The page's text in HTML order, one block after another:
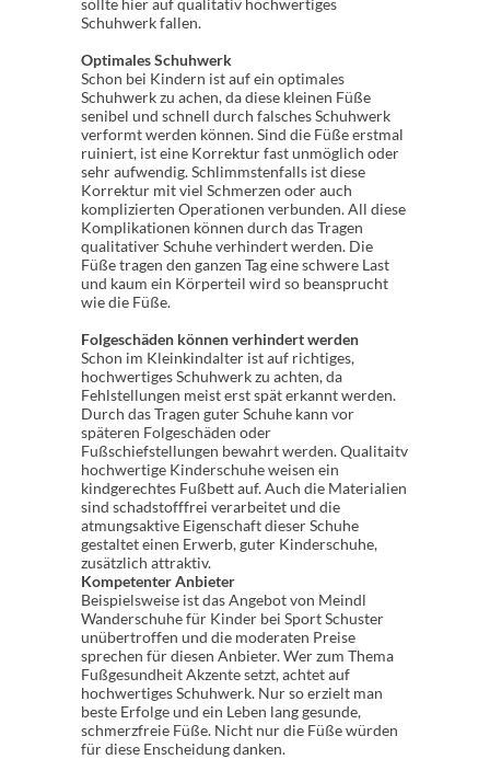
sollte hier auf qualitativ hochwertiges
Schuhwerk fallen.
Optimales Schuhwerk
Schon bei Kindern ist auf ein optimales
Schuhwerk zu achen, da diese kleinen Füße
senibel und schnell durch falsches Schuhwerk
verformt werden können. Sind die Füße erstmal
ruiniert, ist eine Korrektur fast unmöglich oder
sehr aufwendig. Schlimmstenfalls ist diese
Korrektur mit viel Schmerzen oder auch
komplizierten Operationen verbunden. All diese
Komplikationen können durch das Tragen
qualitativer Schuhe verhindert werden. Die
Füße tragen den ganzen Tag eine schwere Last
und kaum ein Körperteil wird so beansprucht
wie die Füße.
Folgeschäden können verhindert werden
Schon im Kleinkindalter ist auf richtiges,
hochwertiges Schuhwerk zu achten, da
Fehlstellungen meist erst spät erkannt werden.
Durch das Tragen guter Schuhe kann vor
späteren Folgeschäden oder
Fußschiefstellungen bewahrt werden. Qualitaitv
hochwertige Kinderschuhe weisen ein
kindgerechtes Fußbett auf. Auch die Materialien
sind schadstofffrei verarbeitet und die
atmungsaktive Eigenschaft dieser Schuhe
gestaltet einen Erwerb, guter Kinderschuhe,
zusätzlich attraktiv.
Kompetenter Anbieter
Beispielsweise ist das Angebot von Meindl
Wanderschuhe für Kinder bei Sport Schuster
unübertroffen und die moderaten Preise
sprechen für diesen Anbieter. Wer zum Thema
Fußgesundheit Akzente setzt, achtet auf
hochwertiges Schuhwerk. Nur so erzielt man
beste Erfolge und ein Leben lang gesunde,
schmerzfreie Füße. Nicht nur die Füße würden
für diese Enscheidung danken.